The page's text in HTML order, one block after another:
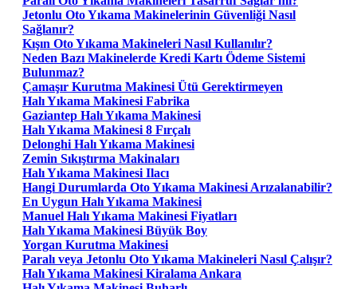
Jetonlu Oto Yıkama Makinelerinin Güvenliği Nasıl
Sağlanır?
Kışın Oto Yıkama Makineleri Nasıl Kullanılır?
Neden Bazı Makinelerde Kredi Kartı Ödeme Sistemi
Bulunmaz?
Çamaşır Kurutma Makinesi Ütü Gerektirmeyen
Halı Yıkama Makinesi Fabrika
Gaziantep Halı Yıkama Makinesi
Halı Yıkama Makinesi 8 Fırçalı
Delonghi Halı Yıkama Makinesi
Zemin Sıkıştırma Makinaları
Halı Yıkama Makinesi Ilacı
Hangi Durumlarda Oto Yıkama Makinesi Arızalanabilir?
En Uygun Halı Yıkama Makinesi
Manuel Halı Yıkama Makinesi Fiyatları
Halı Yıkama Makinesi Büyük Boy
Yorgan Kurutma Makinesi
Paralı veya Jetonlu Oto Yıkama Makineleri Nasıl Çalışır?
Halı Yıkama Makinesi Kiralama Ankara